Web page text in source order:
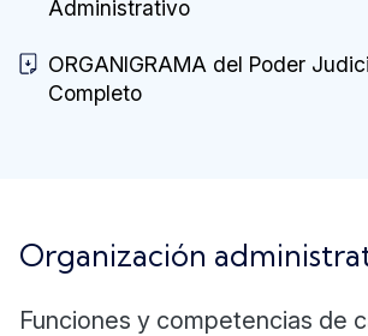
Administrativo
ORGANIGRAMA del Poder
Completo
Organización
Funciones y competencias de